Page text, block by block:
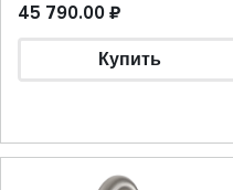
45 790.00 ₽